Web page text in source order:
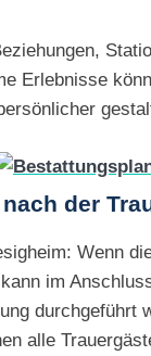
Erlebnisse
der
Wenn
im
durchgeführt
alle